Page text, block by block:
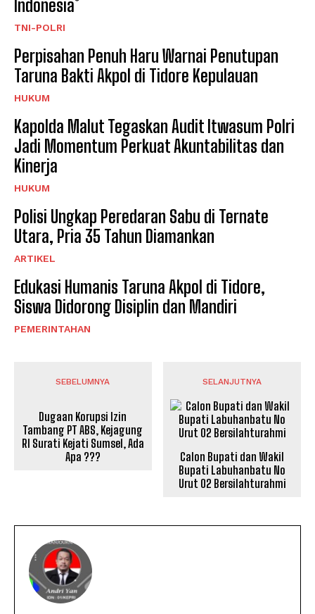
Indonesia*
TNI-POLRI
Perpisahan Penuh Haru Warnai Penutupan
Taruna Bakti Akpol di Tidore Kepulauan
HUKUM
Kapolda Malut Tegaskan Audit Itwasum Polri
Jadi Momentum Perkuat Akuntabilitas dan
Kinerja
HUKUM
Polisi Ungkap Peredaran Sabu di Ternate
Utara, Pria 35 Tahun Diamankan
ARTIKEL
Edukasi Humanis Taruna Akpol di Tidore,
Siswa Didorong Disiplin dan Mandiri
PEMERINTAHAN
SEBELUMNYA
Dugaan Korupsi Izin
Tambang PT ABS, Kejagung
RI Surati Kejati Sumsel, Ada
Apa ???
SELANJUTNYA
Calon Bupati dan Wakil
Bupati Labuhanbatu No
Urut 02 Bersilahturahmi